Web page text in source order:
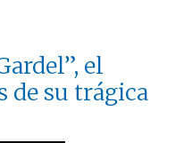
el
de su trágica